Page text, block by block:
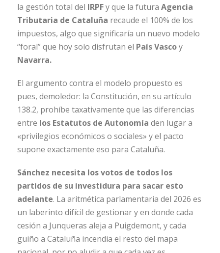
la gestión total del IRPFy que la futura Agencia
Tributaria de Cataluña recaude el 100% de los
impuestos, algo que significaría un nuevo modelo
“foral” que hoy solo disfrutan el País Vascoy
Navarra.
El argumento contra el modelo propuesto es
pues, demoledor: la Constitución, en su artículo
138.2, prohíbe taxativamente que las diferencias
entre los Estatutos de Autonomía den lugar a
«privilegios económicos o sociales» y el pacto
supone exactamente eso para Cataluña.
Sánchez necesita los votos de todos los
partidos de su investidura para sacar esto
adelante. La aritmética parlamentaria del 2026 es
un laberinto difícil de gestionar y en donde cada
cesión a Junqueras aleja a Puigdemont, y cada
guiño a Cataluña incendia el resto del mapa